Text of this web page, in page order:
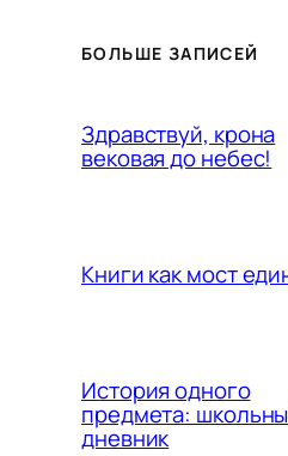
БОЛЬШЕ ЗАПИСЕЙ
Здравствуй, крона
вековая до небес!
Книги как мост
История одного
предмета:
дневник